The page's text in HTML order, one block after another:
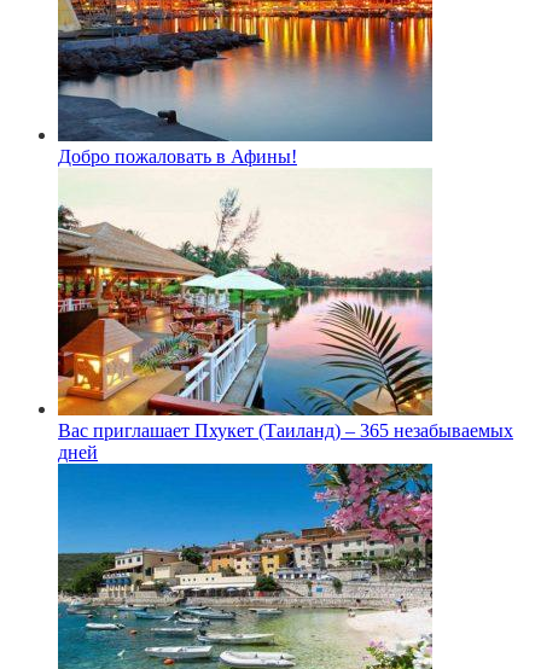
Добро пожаловать в Афины!
Вас приглашает Пхукет (Таиланд) – 365 незабываемых
дней